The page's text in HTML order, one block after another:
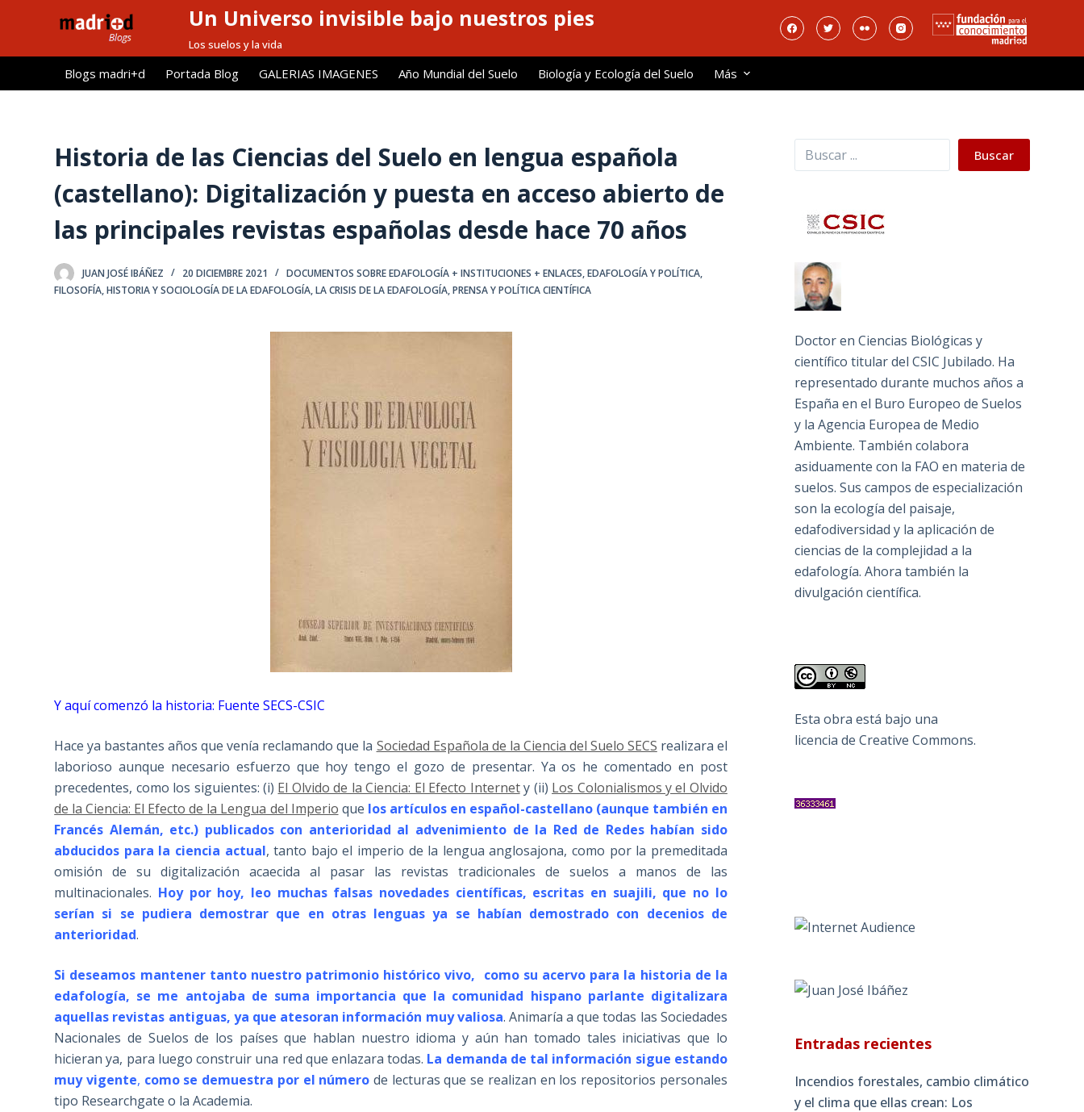
l
Un Universo invisible bajo nuestros pies
Los suelos y la vida
Blogs madri+d Portada Blog GALERIAS IMAGENES Año Mundial del Suelo Biología y Ecología del Suelo Más
Historia de las Ciencias del Suelo en lengua española
(castellano): Digitalización y puesta en acceso abierto de
las principales revistas españolas desde hace 70 años
JUAN JOSÉ IBÁÑEZ 20 DICIEMBRE 2021 DOCUMENTOS SOBRE EDAFOLOGÍA + INSTITUCIONES + ENLACES,EDAFOLOGÍA Y POLÍTICA,
FILOSOFÍA, HISTORIA Y SOCIOLOGÍA DE LA EDAFOLOGÍA,LA CRISIS DE LA EDAFOLOGÍA,PRENSA Y POLÍTICA CIENTÍFICA
Y aquí comenzó la historia: Fuente SECS-CSIC
Hace ya bastantes años que venía reclamando que la Sociedad Española de la Ciencia del Suelo SECS realizara el
laborioso aunque necesario esfuerzo que hoy tengo el gozo de presentar. Ya os he comentado en post
precedentes, como los siguientes: (i) El Olvido de la Ciencia: El Efecto Internety (ii) Los Colonialismos y el Olvido
de la Ciencia: El Efecto de la Lengua del Imperio que los artículos en español-castellano (aunque también en
Francés Alemán, etc.) publicados con anterioridad al advenimiento de la Red de Redes habían sido
abducidos para la ciencia actual, tanto bajo el imperio de la lengua anglosajona, como por la premeditada
omisión de su digitalización acaecida al pasar las revistas tradicionales de suelos a manos de las
multinacionales. Hoy por hoy, leo muchas falsas novedades científicas, escritas en suajili, que no lo
serían si se pudiera demostrar que en otras lenguas ya se habían demostrado con decenios de
anterioridad.
Si deseamos mantener tanto nuestro patrimonio histórico vivo, como su acervo para la historia de la
edafología, se me antojaba de suma importancia que la comunidad hispano parlante digitalizara
aquellas revistas antiguas, ya que atesoran información muy valiosa. Animaría a que todas las Sociedades
Nacionales de Suelos de los países que hablan nuestro idioma y aún han tomado tales iniciativas que lo
hicieran ya, para luego construir una red que enlazara todas. La demanda de tal información sigue estando
muy vigente, como se demuestra por el número de lecturas que se realizan en los repositorios personales
tipo Researchgate o la Academia.
Buscar Buscar
Doctor en Ciencias Biológicas y
científico titular del CSIC Jubilado. Ha
representado durante muchos años a
España en el Buro Europeo de Suelos
y la Agencia Europea de Medio
Ambiente. También colabora
asiduamente con la FAO en materia de
suelos. Sus campos de especialización
son la ecología del paisaje,
edafodiversidad y la aplicación de
ciencias de la complejidad a la
edafología. Ahora también la
divulgación científica.
Esta obra está bajo una
licencia de Creative Commons.
Entradas recientes
Incendios forestales, cambio climático
y el clima que ellas crean: Los